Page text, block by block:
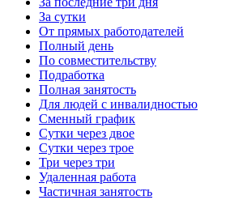
За сутки
От прямых работодателей
Полный день
По совместительству
Подработка
Полная занятость
Для людей с инвалидностью
Сменный график
Сутки через двое
Сутки через трое
Три через три
Удаленная работа
Частичная занятость